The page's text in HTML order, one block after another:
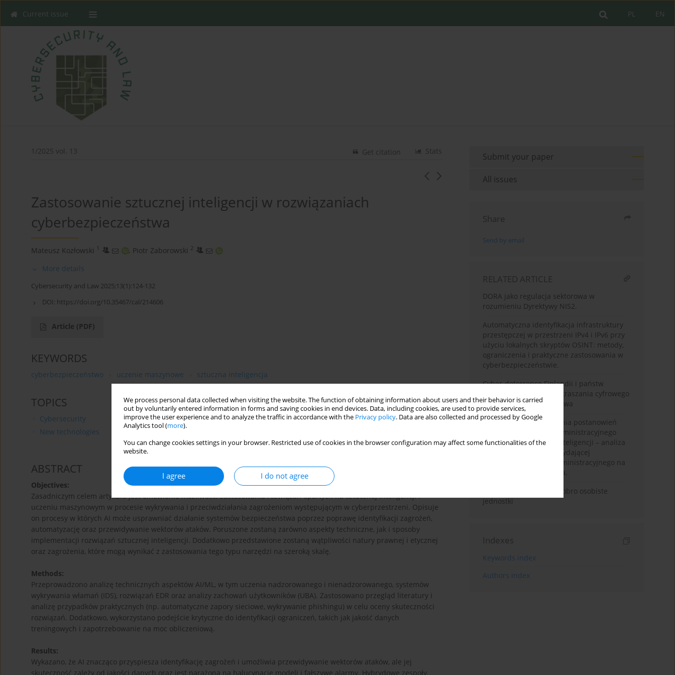
We process personal data collected when visiting the website. The function of obtaining information about users and their behavior is carried
out by voluntarily entered information in forms and saving cookies in end devices. Data, including cookies, are used to provide services,
improve the user experience and to analyze the traffic in accordance with the Privacy policy. Data are also collected and processed by Google
Analytics tool (more).
You can change cookies settings in your browser. Restricted use of cookies in the browser configuration may affect some functionalities of the
website.
I agree I do not agree
EN
PL
Current issue
1/2025 vol. 13 Stats
Get citation
Zastosowanie sztucznej inteligencji w rozwiązaniach
cyberbezpieczeństwa
Mateusz Kozłowski 1 , Piotr Zaborowski 2
More details
Cybersecurity and Law 2025;13(1):124-132
DOI: https://doi.org/10.35467/cal/214606
Article (PDF)
KEYWORDS
cyberbezpieczeństwo uczenie maszynowe sztuczna inteligencja
TOPICS
Cybersecurity
New technologies
ABSTRACT
Objectives:
Zasadniczym celem artykułu jest omówienie możliwości zastosowania rozwiązań opartych na sztucznej inteligencji i
uczeniu maszynowym w procesie wykrywania i przeciwdziałania zagrożeniom występującym w cyberprzestrzeni. Opisuje
on procesy w których AI może usprawniać działanie systemów bezpieczeństwa poprzez poprawę identyfikacji zagrożeń,
automatyzację oraz przewidywanie wektorów ataków. Poruszone zostaną zarówno aspekty techniczne, jak i sposoby
implementacji rozwiązań sztucznej inteligencji. Dodatkowo przedstawione zostaną wątpliwości natury prawnej i etycznej
oraz zagrożenia, które mogą wynikać z zastosowania tego typu narzędzi na szeroką skalę.
Methods:
Przeprowadzono analizę technicznych aspektów AI/ML, w tym uczenia nadzorowanego i nienadzorowanego, systemów
wykrywania włamań (IDS), rozwiązań EDR oraz analizy zachowań użytkowników (UBA). Zastosowano przegląd literatury i
analizę przypadków praktycznych (np. automatyczne zapory sieciowe, wykrywanie phishingu) w celu oceny skuteczności
rozwiązań. Dodatkowo, wykorzystano podejście krytyczne do identyfikacji ograniczeń, takich jak jakość danych
treningowych i zapotrzebowanie na moc obliczeniową.
Results:
Wykazano, że AI znacząco przyspiesza identyfikację zagrożeń i umożliwia przewidywanie wektorów ataków, ale jej
skuteczność zależy od jakości danych oraz jest narażona na halucynacje modeli i fałszywe alarmy. Hybrydowe zespoły
Submit your paper
All issues
Share
Send by email
RELATED ARTICLE
DORA jako regulacja sektorowa w
rozumieniu Dyrektywy NIS2.
Automatyczna identyfikacja infrastruktury
przestępczej w przestrzeni IPv4 i IPv6 przy
użyciu lokalnych skryptów OSINT: metody,
ograniczenia i praktyczne zastosowania w
cyberbezpieczeństwie.
Cyber-deterrence Finlandii i państw
nordyckich – model odstraszania cyfrowego
a bezpieczeństwo państwa
Automatyzacja wydawania postanowień
wojewódzkiego sądu administracyjnego
przy użyciu sztucznej inteligencji – analiza
skuteczności aplikacji wydającej
postanowienia sądu administracyjnego na
podstawie art. 58 p.p.s.a.
Godność cyfrowa jako dobro osobiste
jednostki
Indexes
Keywords index
Authors index